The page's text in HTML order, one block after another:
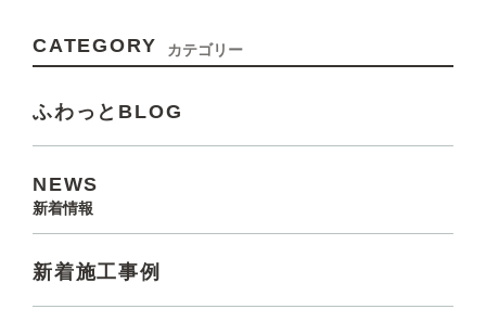
CATEGORY カテゴリー
ふわっとBLOG
NEWS
新着情報
新着施工事例